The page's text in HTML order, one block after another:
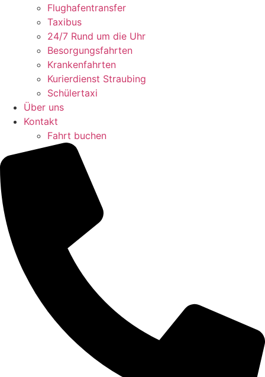
Flughafentransfer
Taxibus
24/7 Rund um die Uhr
Besorgungsfahrten
Krankenfahrten
Kurierdienst Straubing
Schülertaxi
Über uns
Kontakt
Fahrt buchen